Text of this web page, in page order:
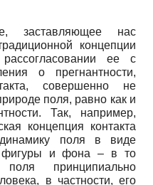
заставляющее нас
концепции
ее с
о прегнантности,
совершенно не
поля, равно как и
Так, например,
концепция контакта
динамику поля в виде
фигуры и фона – в то
принципиально
в частности, его